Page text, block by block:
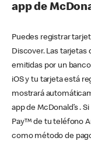
app de
Puedes registrar
Discover. Las
emitidas por un
iOS y tu tarjeta está
mostrará
app de McDonald’s .
Pay™ de tu teléfono
como método de